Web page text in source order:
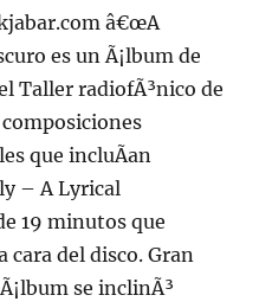
â€œA
es un Ã¡lbum de
Taller radiofÃ³nico de
composiciones
que incluÃ­an
– A Lyrical
19 minutos que
cara del disco. Gran
se inclinÃ³